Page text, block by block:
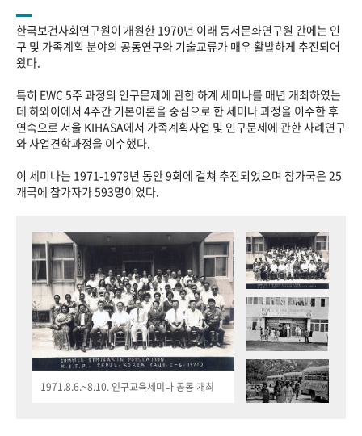
한국보건사회연구원이 개원한 1970년 이래 동서문화연구원 간에는 인
구 및 가족계획 분야의 공동연구와 기술교류가 매우 활발하게 추진되어
왔다.
특히 EWC 5주 과정의 인구문제에 관한 하계 세미나를 매년 개최하였는
데 하와이에서 4주간 기본이론을 중심으로 한 세미나 과정을 이수한 후
연속으로 서울 KIHASA에서 가족계획사업 및 인구문제에 관한 사례연구
와 사업견학과정을 이수했다.
이 세미나는 1971-1979년 동안 9회에 걸쳐 추진되었으며 참가국은 25
개국에 참가자가 593명이었다.
1971.8.6.~8.10. 인구교육세미나 공동 개최